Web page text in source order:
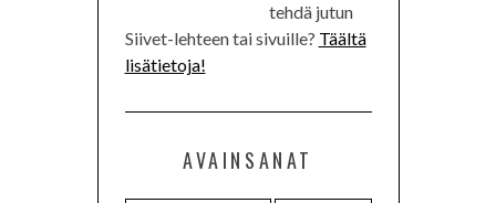
tehdä jutun
Siivet-lehteen tai sivuille? Täältä
lisätietoja!
AVAINSANAT